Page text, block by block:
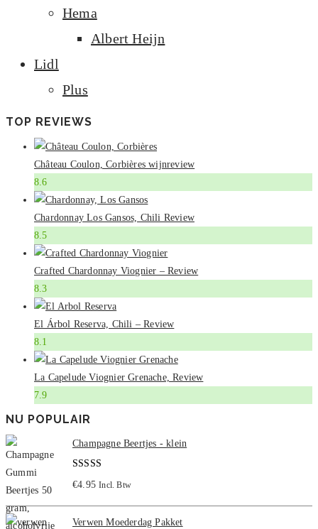
Hema
Albert Heijn
Lidl
Plus
TOP REVIEWS
Château Coulon, Corbières wijnreview
8.6
Chardonnay Los Gansos, Chili Review
8.5
Crafted Chardonnay Viognier – Review
8.3
El Árbol Reserva, Chili – Review
8.1
La Capelude Viognier Grenache, Review
7.9
NU POPULAIR
Champagne Beertjes - klein
Gewaardeerd
€4.95 Incl. Btw
Verwen Moederdag Pakket